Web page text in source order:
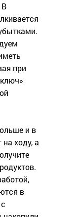
В
при
и в
ходу, а
в